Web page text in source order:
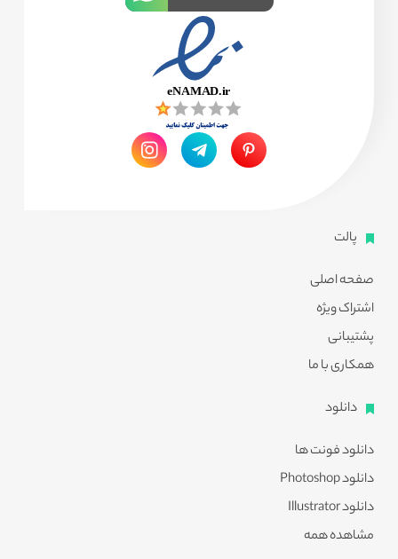
پالت
صفحه اصلی
اشتراک ویژه
پشتیبانی
همکاری با ما
دانلود
دانلود فونت ها
دانلود Photoshop
دانلود Illustrator
مشاهده همه